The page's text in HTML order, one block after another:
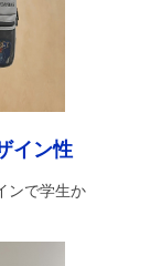
イン性
ンで学生か